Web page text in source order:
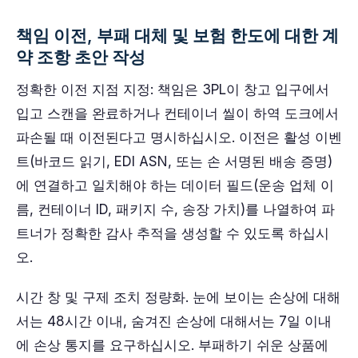
책임 이전, 부패 대체 및 보험 한도에 대한 계
약 조항 초안 작성
정확한 이전 지점 지정: 책임은 3PL이 창고 입구에서
입고 스캔을 완료하거나 컨테이너 씰이 하역 도크에서
파손될 때 이전된다고 명시하십시오. 이전은 활성 이벤
트(바코드 읽기, EDI ASN, 또는 손 서명된 배송 증명)
에 연결하고 일치해야 하는 데이터 필드(운송 업체 이
름, 컨테이너 ID, 패키지 수, 송장 가치)를 나열하여 파
트너가 정확한 감사 추적을 생성할 수 있도록 하십시
오.
시간 창 및 구제 조치 정량화. 눈에 보이는 손상에 대해
서는 48시간 이내, 숨겨진 손상에 대해서는 7일 이내
에 손상 통지를 요구하십시오. 부패하기 쉬운 상품에